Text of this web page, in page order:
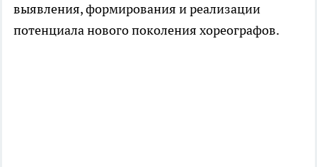
выявления, формирования и реализации
потенциала нового поколения хореографов.